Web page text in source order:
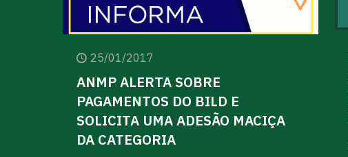
25/01/2017
ANMP ALERTA SOBRE
PAGAMENTOS DO BILD E
SOLICITA UMA ADESÃO MACIÇA
DA CATEGORIA